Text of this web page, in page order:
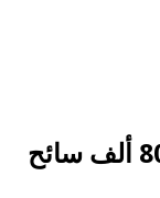
وصول عدد السياح الألمان لـ 800 ألف سائح